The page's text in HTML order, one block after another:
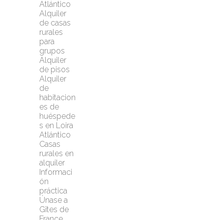
Atlántico
Alquiler
de casas
rurales
para
grupos
Alquiler
de pisos
Alquiler
de
habitacion
es de
huéspede
s en Loira
Atlántico
Casas
rurales en
alquiler
Informaci
ón
práctica
Únase a
Gîtes de